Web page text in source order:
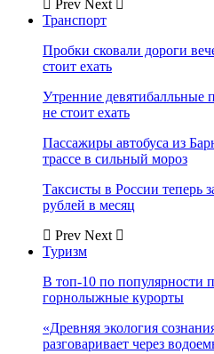
Prev Next
Транспорт
Пробки сковали дороги
стоит ехать
Утренние девятибалльные
не стоит ехать
Пассажиры автобуса из
трассе в сильный мороз
Таксисты в России теперь
рублей в месяц
Prev Next
Туризм
В топ-10 по популярности
горнолыжные курорты
«Древняя экология
разговаривает через